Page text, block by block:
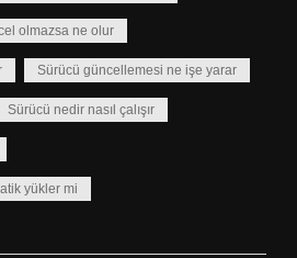
olmazsa ne olur
Sürücü güncellemesi ne işe yarar
Sürücü nedir nasıl çalışır
yükler mi